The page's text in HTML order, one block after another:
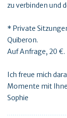
zu verbinden und
* Private
Quiberon.
Auf Anfrage, 20 €.
Ich freue mich
Momente mit
Sophie